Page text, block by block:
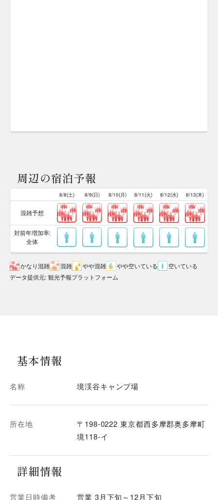
周辺の宿泊予報
8/8(土) 8/9(日) 8/10(月) 8/11(火) 8/12(水) 8/13(木)
混雑予想
対前年増加率:
全体
かなり混雑 混雑 やや混雑 やや空いている
空いている
データ提供元: 観光予報プラットフォーム
基本情報
名称 境渓谷キャンプ場
所在地
〒198-0222 東京都西多摩郡奥多摩町
境118-イ
詳細情報
営業日時備考 営業 3月下旬～12月下旬